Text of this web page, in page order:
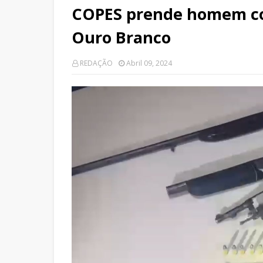
COPES prende homem
Ouro Branco
REDAÇÃO Abril 09, 2024